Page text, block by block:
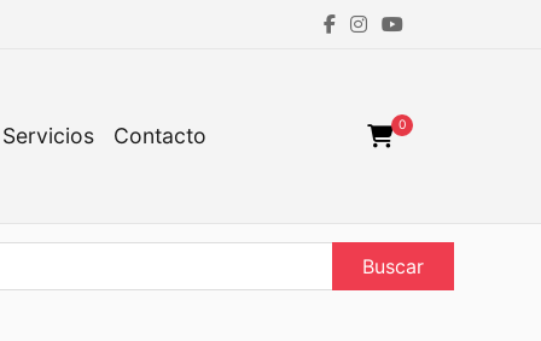
Servicios Contacto 0
Buscar